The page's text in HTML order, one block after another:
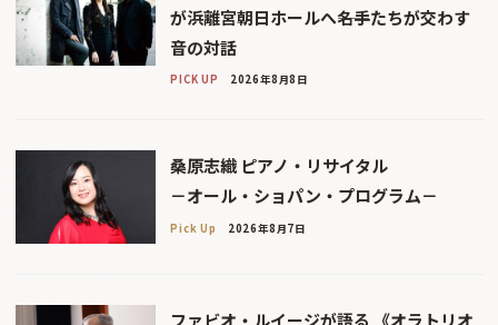
が浜離宮朝日ホールへ――名手たちが交わす
音の対話
PICK UP 2026年8月8日
桑原志織 ピアノ・リサイタル
－オール・ショパン・プログラム－
Pick Up 2026年8月7日